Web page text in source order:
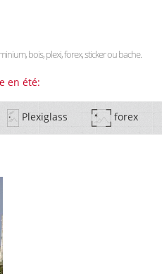
bois, plexi, forex, sticker ou bache.
en été:
Plexiglass forex